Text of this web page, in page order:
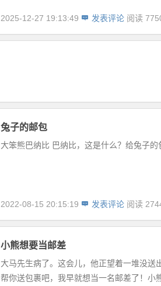
2025-12-27 19:13:49 发表评论 阅读
兔子的邮包
大笨熊巴纳比 巴纳比，这是什么？给兔子的
2022-08-15 20:15:19 发表评论 阅读
小熊想要当邮差
大马先生病了。这会儿，他正望着一堆没送
帮你送包裹吧，我早就想当一名邮差了！小